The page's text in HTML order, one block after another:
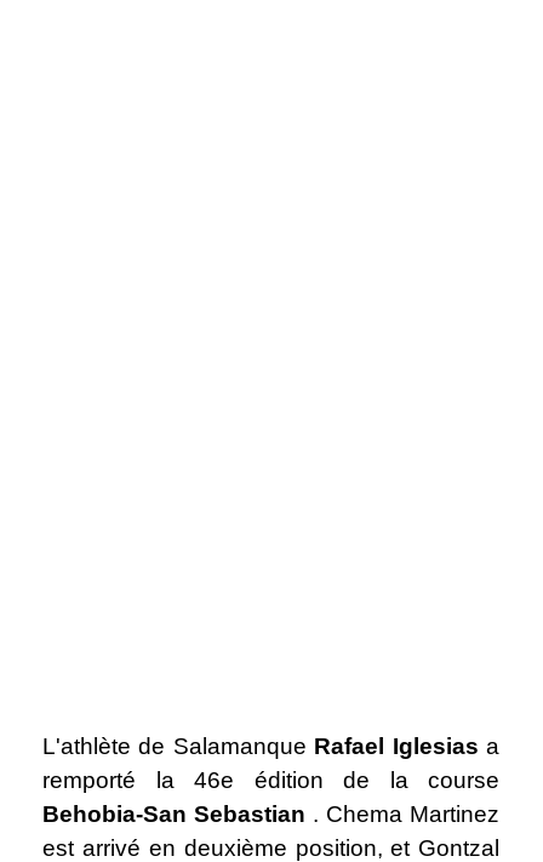
L'athlète de Salamanque Rafael Iglesias a
remporté la 46e édition de la course
Behobia-San Sebastian . Chema Martinez
est arrivé en deuxième position, et Gontzal